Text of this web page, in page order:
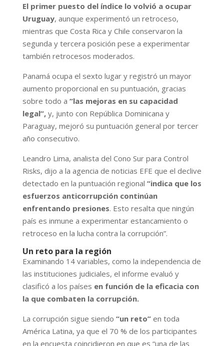
El primer puesto del índice lo volvió a ocupar
Uruguay, aunque experimentó un retroceso,
mientras que Costa Rica y Chile conservaron la
segunda y tercera posición pese a experimentar
también retrocesos moderados.
Panamá ocupa el sexto lugar y registró un mayor
aumento proporcional en su puntuación, gracias
sobre todo a “las mejoras en su capacidad
legal”,y, junto con República Dominicana y
Paraguay, mejoró su puntuación general por tercer
año consecutivo.
Leandro Lima, analista del Cono Sur para Control
Risks, dijo a la agencia de noticias EFE que el declive
detectado en la puntuación regional “indica que los
esfuerzos anticorrupción continúan
enfrentando presiones. Esto resalta que ningún
país es inmune a experimentar estancamiento o
retroceso en la lucha contra la corrupción”.
Un reto para la región
Examinando 14 variables, como la independencia de
las instituciones judiciales, el informe evaluó y
clasificó a los países en función de la eficacia con
la que combaten la corrupción.
La corrupción sigue siendo “un reto”en toda
América Latina, ya que el 70 % de los participantes
en la encuesta coincidieron en que es “una de las